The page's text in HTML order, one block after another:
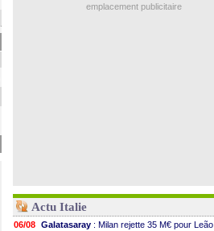
emplacement publicitaire
Actu Italie
06/08 Galatasaray : Milan rejette 35 M€ pour Leão